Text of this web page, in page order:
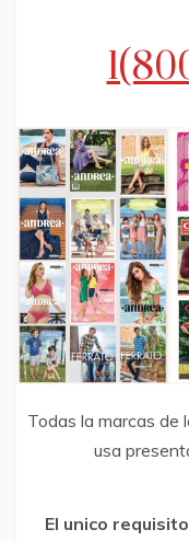
Todas la marcas de
usa
El unico